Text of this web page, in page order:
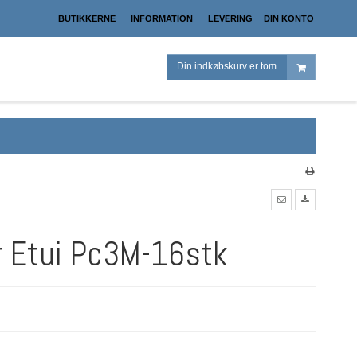
BUTIKKERNE INFORMATION LEVERING DIN KONTO
Din indkøbskurv er tom
Etui Pc3M-16stk